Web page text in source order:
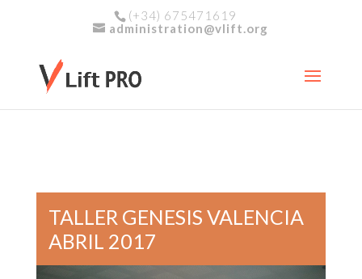
(+34) 675471619
administration@vlift.org
TALLER GENESIS VALENCIA
ABRIL 2017